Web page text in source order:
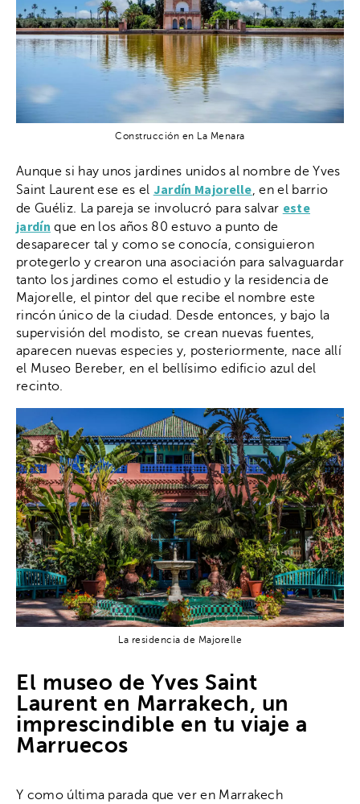
Construcción en La Menara
Aunque si hay unos jardines unidos al nombre de Yves
Saint Laurent ese es el Jardín Majorelle, en el barrio
de Guéliz. La pareja se involucró para salvar este
jardín que en los años 80 estuvo a punto de
desaparecer tal y como se conocía, consiguieron
protegerlo y crearon una asociación para salvaguardar
tanto los jardines como el estudio y la residencia de
Majorelle, el pintor del que recibe el nombre este
rincón único de la ciudad. Desde entonces, y bajo la
supervisión del modisto, se crean nuevas fuentes,
aparecen nuevas especies y, posteriormente, nace allí
el Museo Bereber, en el bellísimo edificio azul del
recinto.
La residencia de Majorelle
El museo de Yves Saint
Laurent en Marrakech, un
imprescindible en tu viaje a
Marruecos
Y como última parada que ver en Marrakech